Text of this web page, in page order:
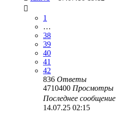
1
…
38
39
40
41
42
836 Ответы
4710400 Просмотры
Последнее сообщение
14.07.25 02:15